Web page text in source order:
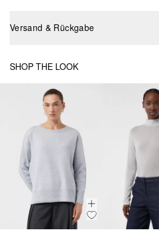
Versand & Rückgabe
SHOP THE LOOK